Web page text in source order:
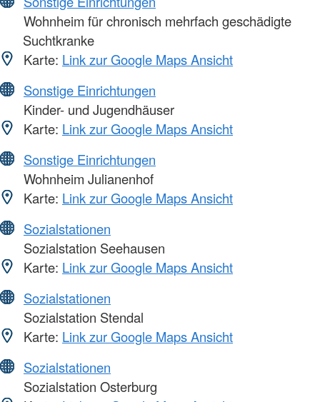
Wohnheim für chronisch mehrfach geschädigte
Suchtkranke
Karte: Link zur Google Maps Ansicht
Sonstige Einrichtungen
Kinder- und Jugendhäuser
Karte: Link zur Google Maps Ansicht
Sonstige Einrichtungen
Wohnheim Julianenhof
Karte: Link zur Google Maps Ansicht
Sozialstationen
Sozialstation Seehausen
Karte: Link zur Google Maps Ansicht
Sozialstationen
Sozialstation Stendal
Karte: Link zur Google Maps Ansicht
Sozialstationen
Sozialstation Osterburg